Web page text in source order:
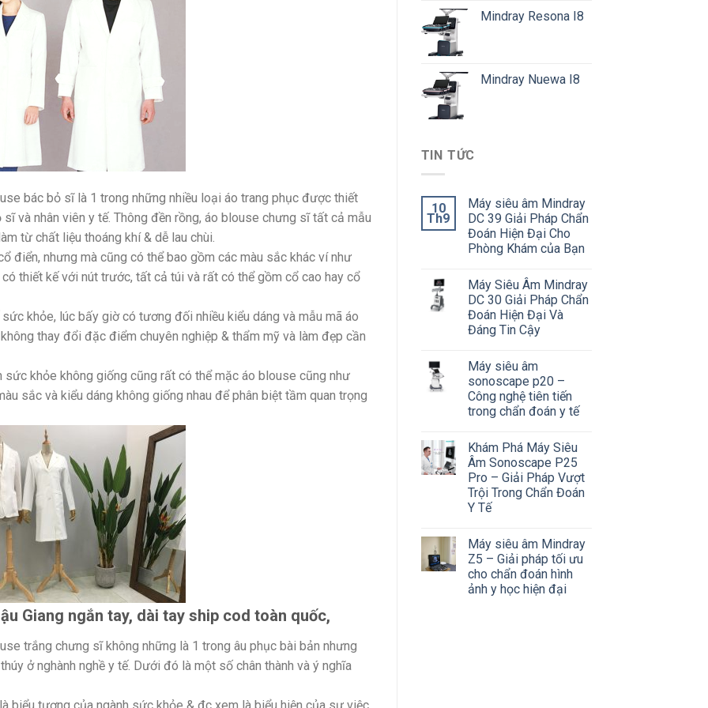
bác bỏ sĩ là 1 trong những nhiều loại áo trang phục được thiết
và nhân viên y tế. Thông đền rồng, áo blouse chưng sĩ tất cả mẫu
từ chất liệu thoáng khí & dễ lau chùi.
điển, nhưng mà cũng có thể bao gồm các màu sắc khác ví như
thiết kế với nút trước, tất cả túi và rất có thể gồm cổ cao hay cổ
khỏe, lúc bấy giờ có tương đối nhiều kiểu dáng và mẫu mã áo
thay đổi đặc điểm chuyên nghiệp & thẩm mỹ và làm đẹp cần
khỏe không giống cũng rất có thể mặc áo blouse cũng như
sắc và kiểu dáng không giống nhau để phân biệt tầm quan trọng
Giang ngắn tay, dài tay ship cod toàn quốc,
trắng chưng sĩ không những là 1 trong âu phục bài bản nhưng
ở nghành nghề y tế. Dưới đó là một số chân thành và ý nghĩa
biểu tượng của ngành sức khỏe & đc xem là biểu hiện của sự việc
Mindray Resona I8
Mindray Nuewa I8
TIN TỨC
10
Th9
Máy siêu âm Mindray
DC 39 Giải Pháp Chẩn
Đoán Hiện Đại Cho
Phòng Khám của Bạn
Máy Siêu Âm Mindray
DC 30 Giải Pháp Chẩn
Đoán Hiện Đại Và
Đáng Tin Cậy
Máy siêu âm
sonoscape p20 –
Công nghệ tiên tiến
trong chẩn đoán y tế
Khám Phá Máy Siêu
Âm Sonoscape P25
Pro – Giải Pháp Vượt
Trội Trong Chẩn Đoán
Y Tế
Máy siêu âm Mindray
Z5 – Giải pháp tối ưu
cho chẩn đoán hình
ảnh y học hiện đại